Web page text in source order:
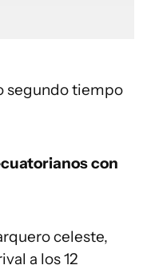
segundo tiempo
con
celeste,
a los 12